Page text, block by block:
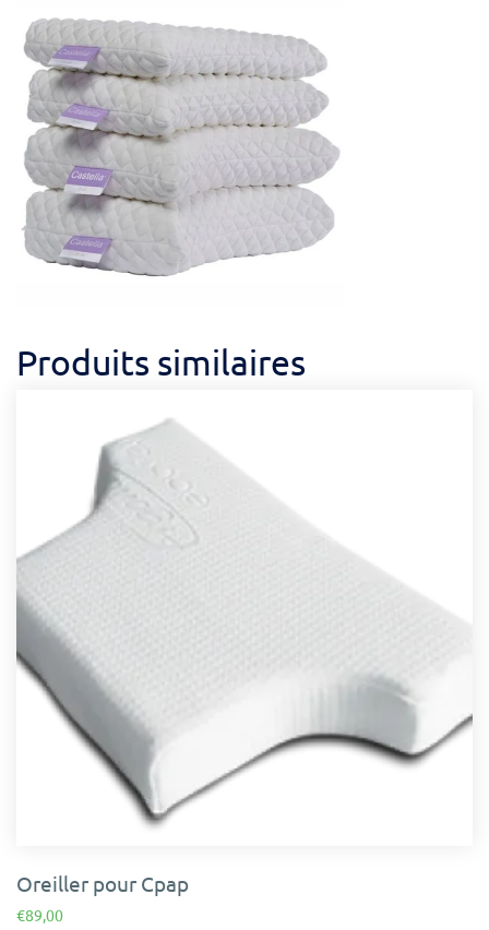
Produits similaires
Oreiller pour Cpap
€89,00